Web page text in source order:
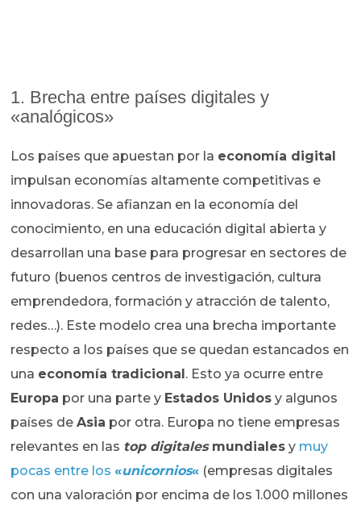
1. Brecha entre países digitales y
«analógicos»
Los países que apuestan por la economía digital
impulsan economías altamente competitivas e
innovadoras. Se afianzan en la economía del
conocimiento, en una educación digital abierta y
desarrollan una base para progresar en sectores de
futuro (buenos centros de investigación, cultura
emprendedora, formación y atracción de talento,
redes…). Este modelo crea una brecha importante
respecto a los países que se quedan estancados en
una economía tradicional. Esto ya ocurre entre
Europa por una parte y Estados Unidos y algunos
países deAsia por otra. Europa no tiene empresas
relevantes en las top digitalesmundiales y muy
pocas entre los«unicornios« (empresas digitales
con una valoración por encima de los 1.000 millones